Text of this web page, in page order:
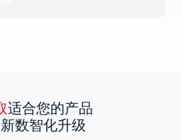
适合您的产品
数智化升级